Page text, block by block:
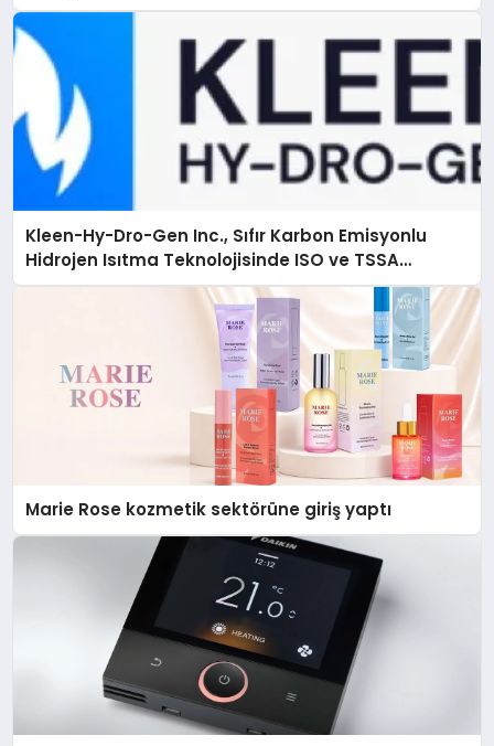
Kleen-Hy-Dro-Gen Inc., Sıfır Karbon Emisyonlu
Hidrojen Isıtma Teknolojisinde ISO ve TSSA
Düzenleyici Onaylarını Aldı
Marie Rose kozmetik sektörüne giriş yaptı